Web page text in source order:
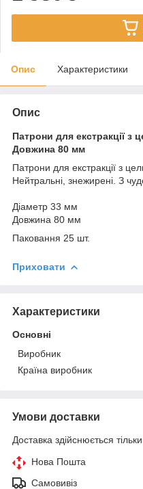
Опис Характеристики
Опис
Патрони для екстракції з
Довжина 80 мм
Патрони для екстракції з
Нейтральні, знежирені. З
Діаметр 33 мм
Довжина 80 мм
Паковання 25 шт.
Приховати
Характеристики
Основні
Виробник
Країна виробник
Умови доставки
Доставка здійснюється
Нова Пошта
Самовивіз